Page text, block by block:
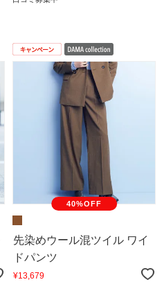
40%OFF
先染めウール混ツイル ワイ
ドパンツ
¥13,679